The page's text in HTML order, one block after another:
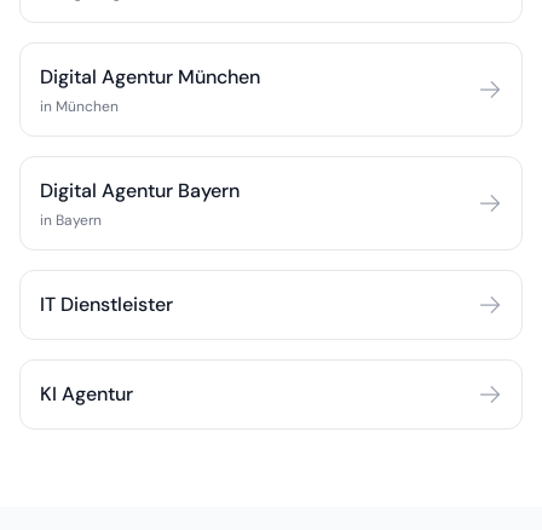
Digital Agentur München
in München
Digital Agentur Bayern
in Bayern
IT Dienstleister
KI Agentur